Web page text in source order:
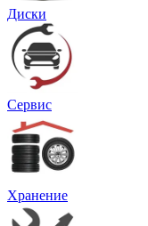
Диски
Сервис
Хранение